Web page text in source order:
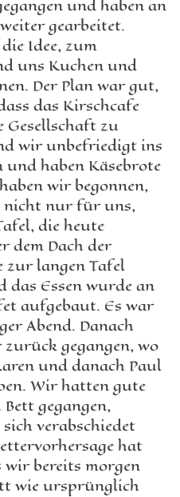
und haben an
gearbeitet.
Idee, zum
uns Kuchen und
Der Plan war gut,
das Kirschcafe
Gesellschaft zu
wir unbefriedigt ins
und haben Käsebrote
wir begonnen,
nicht nur für uns,
die heute
dem Dach der
zur langen Tafel
das Essen wurde an
aufgebaut. Es war
Abend. Danach
gegangen, wo
und danach Paul
Wir hatten gute
gegangen,
verabschiedet
hat
wir bereits morgen
wie ursprünglich